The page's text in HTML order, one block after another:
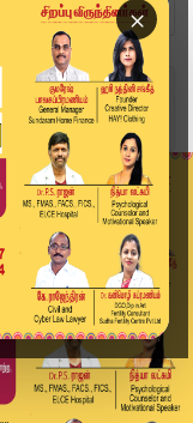
×
தலைப்புச்...